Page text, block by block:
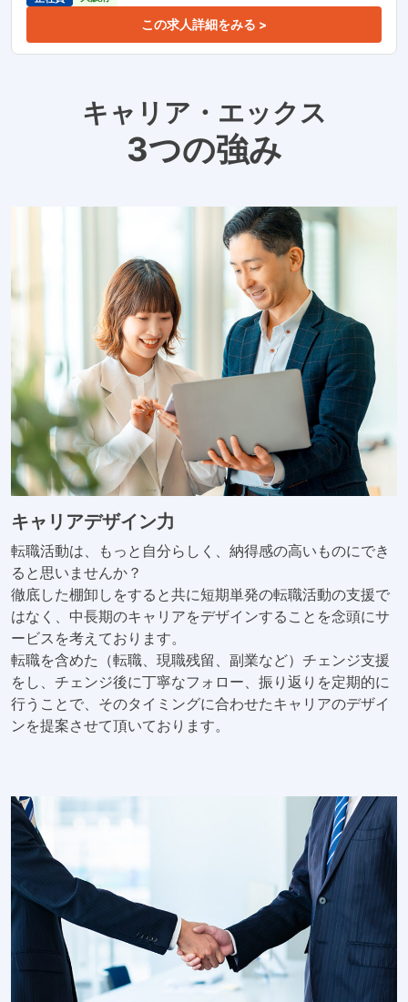
この求人詳細をみる >
キャリア・エックス
3つの強み
キャリアデザイン力
転職活動は、もっと自分らしく、納得感の高いものにでき
ると思いませんか？
徹底した棚卸しをすると共に短期単発の転職活動の支援で
はなく、中長期のキャリアをデザインすることを念頭にサ
ービスを考えております。
転職を含めた（転職、現職残留、副業など）チェンジ支援
をし、チェンジ後に丁寧なフォロー、振り返りを定期的に
行うことで、そのタイミングに合わせたキャリアのデザイ
ンを提案させて頂いております。